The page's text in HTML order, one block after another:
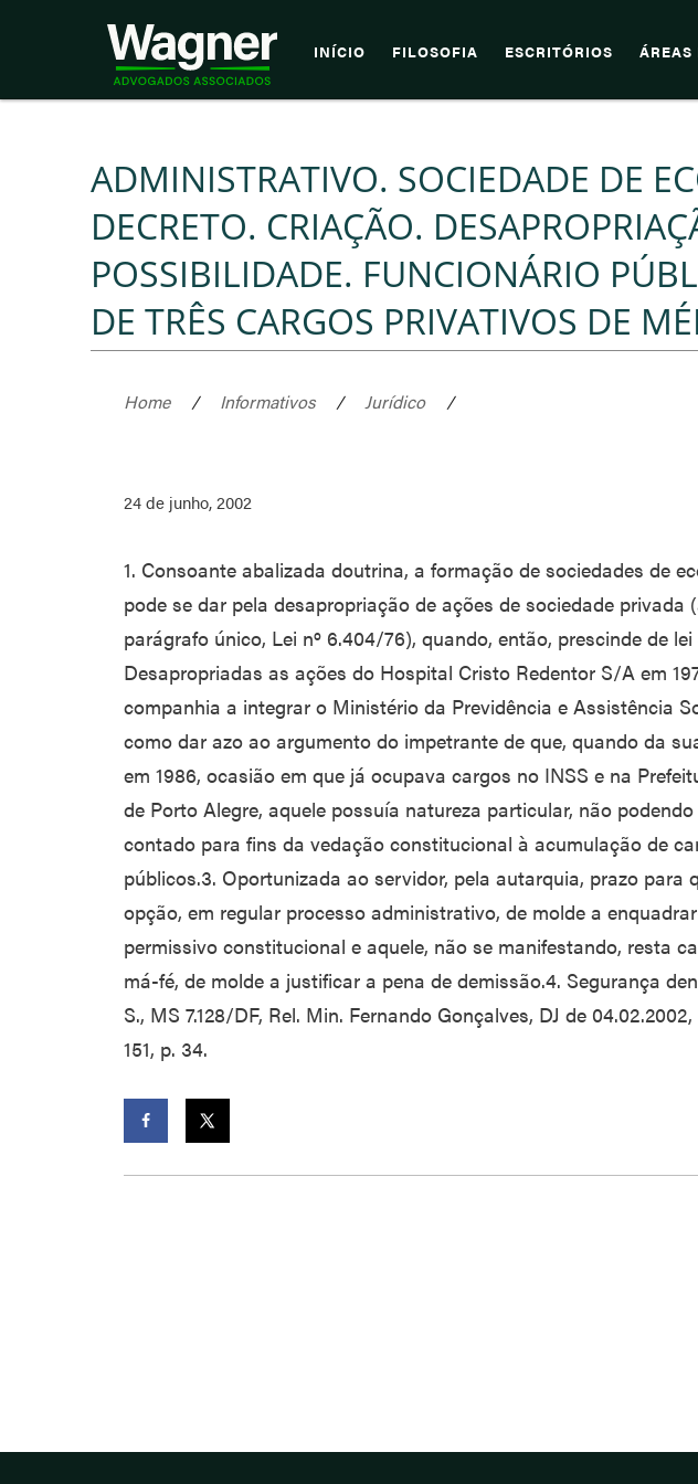
INÍCIO FILOSOFIA ESCRITÓRIOS ÁREAS
ADMINISTRATIVO. SOCIEDADE DE
DECRETO. CRIAÇÃO.
POSSIBILIDADE. FUNCIONÁRIO
DE TRÊS CARGOS PRIVATIVOS DE
Home / Informativos / Jurídico /
24 de junho, 2002
1. Consoante abalizada doutrina, a formação de sociedades de
pode se dar pela desapropriação de ações de sociedade privada
parágrafo único, Lei nº 6.404/76), quando, então, prescinde de
Desapropriadas as ações do Hospital Cristo Redentor S/A em
companhia a integrar o Ministério da Previdência e Assistência
como dar azo ao argumento do impetrante de que, quando da
em 1986, ocasião em que já ocupava cargos no INSS e na
de Porto Alegre, aquele possuía natureza particular, não
contado para fins da vedação constitucional à acumulação de
públicos.3. Oportunizada ao servidor, pela autarquia, prazo para
opção, em regular processo administrativo, de molde a
permissivo constitucional e aquele, não se manifestando, resta
má-fé, de molde a justificar a pena de demissão.4. Segurança
S., MS 7.128/DF, Rel. Min. Fernando Gonçalves, DJ de 04.02.2002,
151, p. 34.